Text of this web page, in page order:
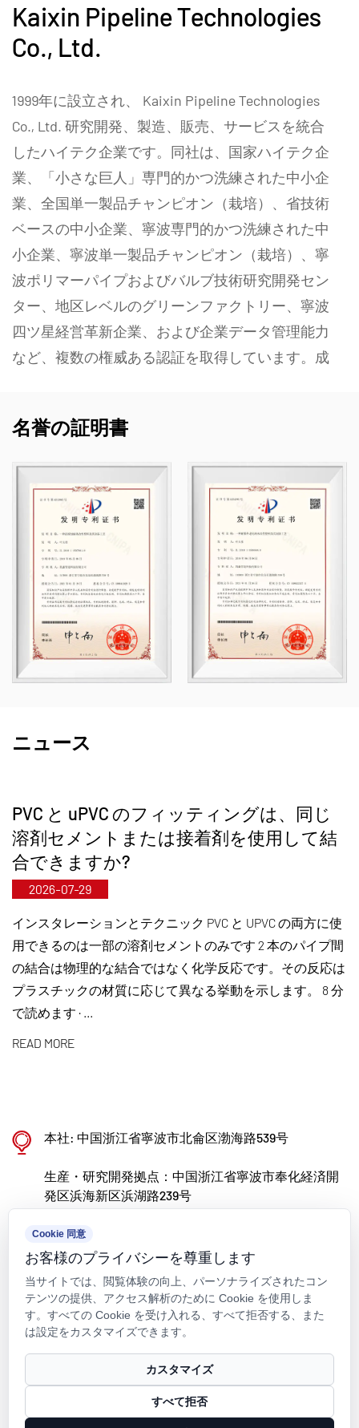
Kaixin Pipeline Technologies
Co., Ltd.
1999年に設立され、 Kaixin Pipeline Technologies
Co., Ltd. 研究開発、製造、販売、サービスを統合
したハイテク企業です。同社は、国家ハイテク企
業、「小さな巨人」専門的かつ洗練された中小企
業、全国単一製品チャンピオン（栽培）、省技術
ベースの中小企業、寧波専門的かつ洗練された中
小企業、寧波単一製品チャンピオン（栽培）、寧
波ポリマーパイプおよびバルブ技術研究開発セン
ター、地区レベルのグリーンファクトリー、寧波
四ツ星経営革新企業、および企業データ管理能力
など、複数の権威ある認証を取得しています。成
手、耐食性ポンプなど、化学用途向けの非金属耐
食性製品の開発、製造、供給を専門としていま
す。当社の製品ポートフォリオは、PVC-C、PVC-
U、PVDF、PPH、FRPP などの材料に及び、幅広
い種類と仕様を備えています。特に、当社のバタ
フライバルブは直径 DN1000 に達することがで
き、パイプと継手は最大 DN800 まで拡張できる
ため、市場のギャップに対処し、業界での競争力
を維持できます。
Kaixin は、「テクノロジー主導、時代と歩調を合
準化された自動製造と輸入原材料の厳格な調達を
続的に監視し、デジタルチャネルを活用して高品
質の「中国製」製品を世界中のお客様にお届けし
ています。
寧波・奉化研究開発・生産基地
総投資額2億人民元で、開新超純管技術（寧波）
有限公司は大学や研究機関と協力して新たな材料
研究所を設立し、近代的な製造基地を建設し、改
質プラスチック用に8基、ポリマー材料用に8基の
全自動生産ラインを設置した。この施設は、新し
い改質プラスチックとポリマー材料の研究開発、
造で世界的に認められるリーダーになることを目
標に、分野を超えて優秀な人材を惹きつけ、製品
革新とブランド開発を継続的に推進することに取
り組んでいます。
名誉の証明書
ニュース
PVC と uPVC のフィッティングは、同じ
溶剤セメントまたは接着剤を使用して結
合できますか?
2026-07-29
インスタレーションとテクニック PVC と UPVC の両方に使
用できるのは一部の溶剤セメントのみです 2 本のパイプ間
の結合は物理的な結合ではなく化学反応です。その反応は
プラスチックの材質に応じて異なる挙動を示します。 8 分
で読めます · ...
READ MORE
本社: 中国浙江省寧波市北侖区渤海路539号
生産・研究開発拠点：中国浙江省寧波市奉化経済開
発区浜海新区浜湖路239号
kxpv@kxpv.com
+86-18067123177
著作権 © Kaixin Pipeline Technologies Co., Ltd. 著作権はすべて留保
されています.
Smart Cloud
Cookie 同意
お客様のプライバシーを尊重します
当サイトでは、閲覧体験の向上、パーソナライズされたコン
テンツの提供、アクセス解析のために Cookie を使用しま
す。すべての Cookie を受け入れる、すべて拒否する、また
は設定をカスタマイズできます。
カスタマイズ
すべて拒否